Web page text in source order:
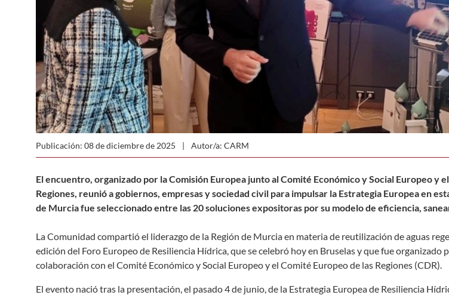
Publicación: 08 de diciembre de 2025 Autor/a: CARM
El encuentro, organizado por la Comisión Europea junto al Comité Económico y Social Europeo y
Regiones, reunió a gobiernos, empresas y sociedad civil para impulsar la Estrategia Europea en
de Murcia fue seleccionado entre las 20 soluciones expositoras por su modelo de eficiencia,
La Comunidad compartió el liderazgo de la Región de Murcia en materia de reutilización de aguas
edición del Foro Europeo de Resiliencia Hídrica, que se celebró hoy en Bruselas y que fue organizado
colaboración con el Comité Económico y Social Europeo y el Comité Europeo de las Regiones (CDR).
El evento nació tras la presentación, el pasado 4 de junio, de la Estrategia Europea de Resiliencia